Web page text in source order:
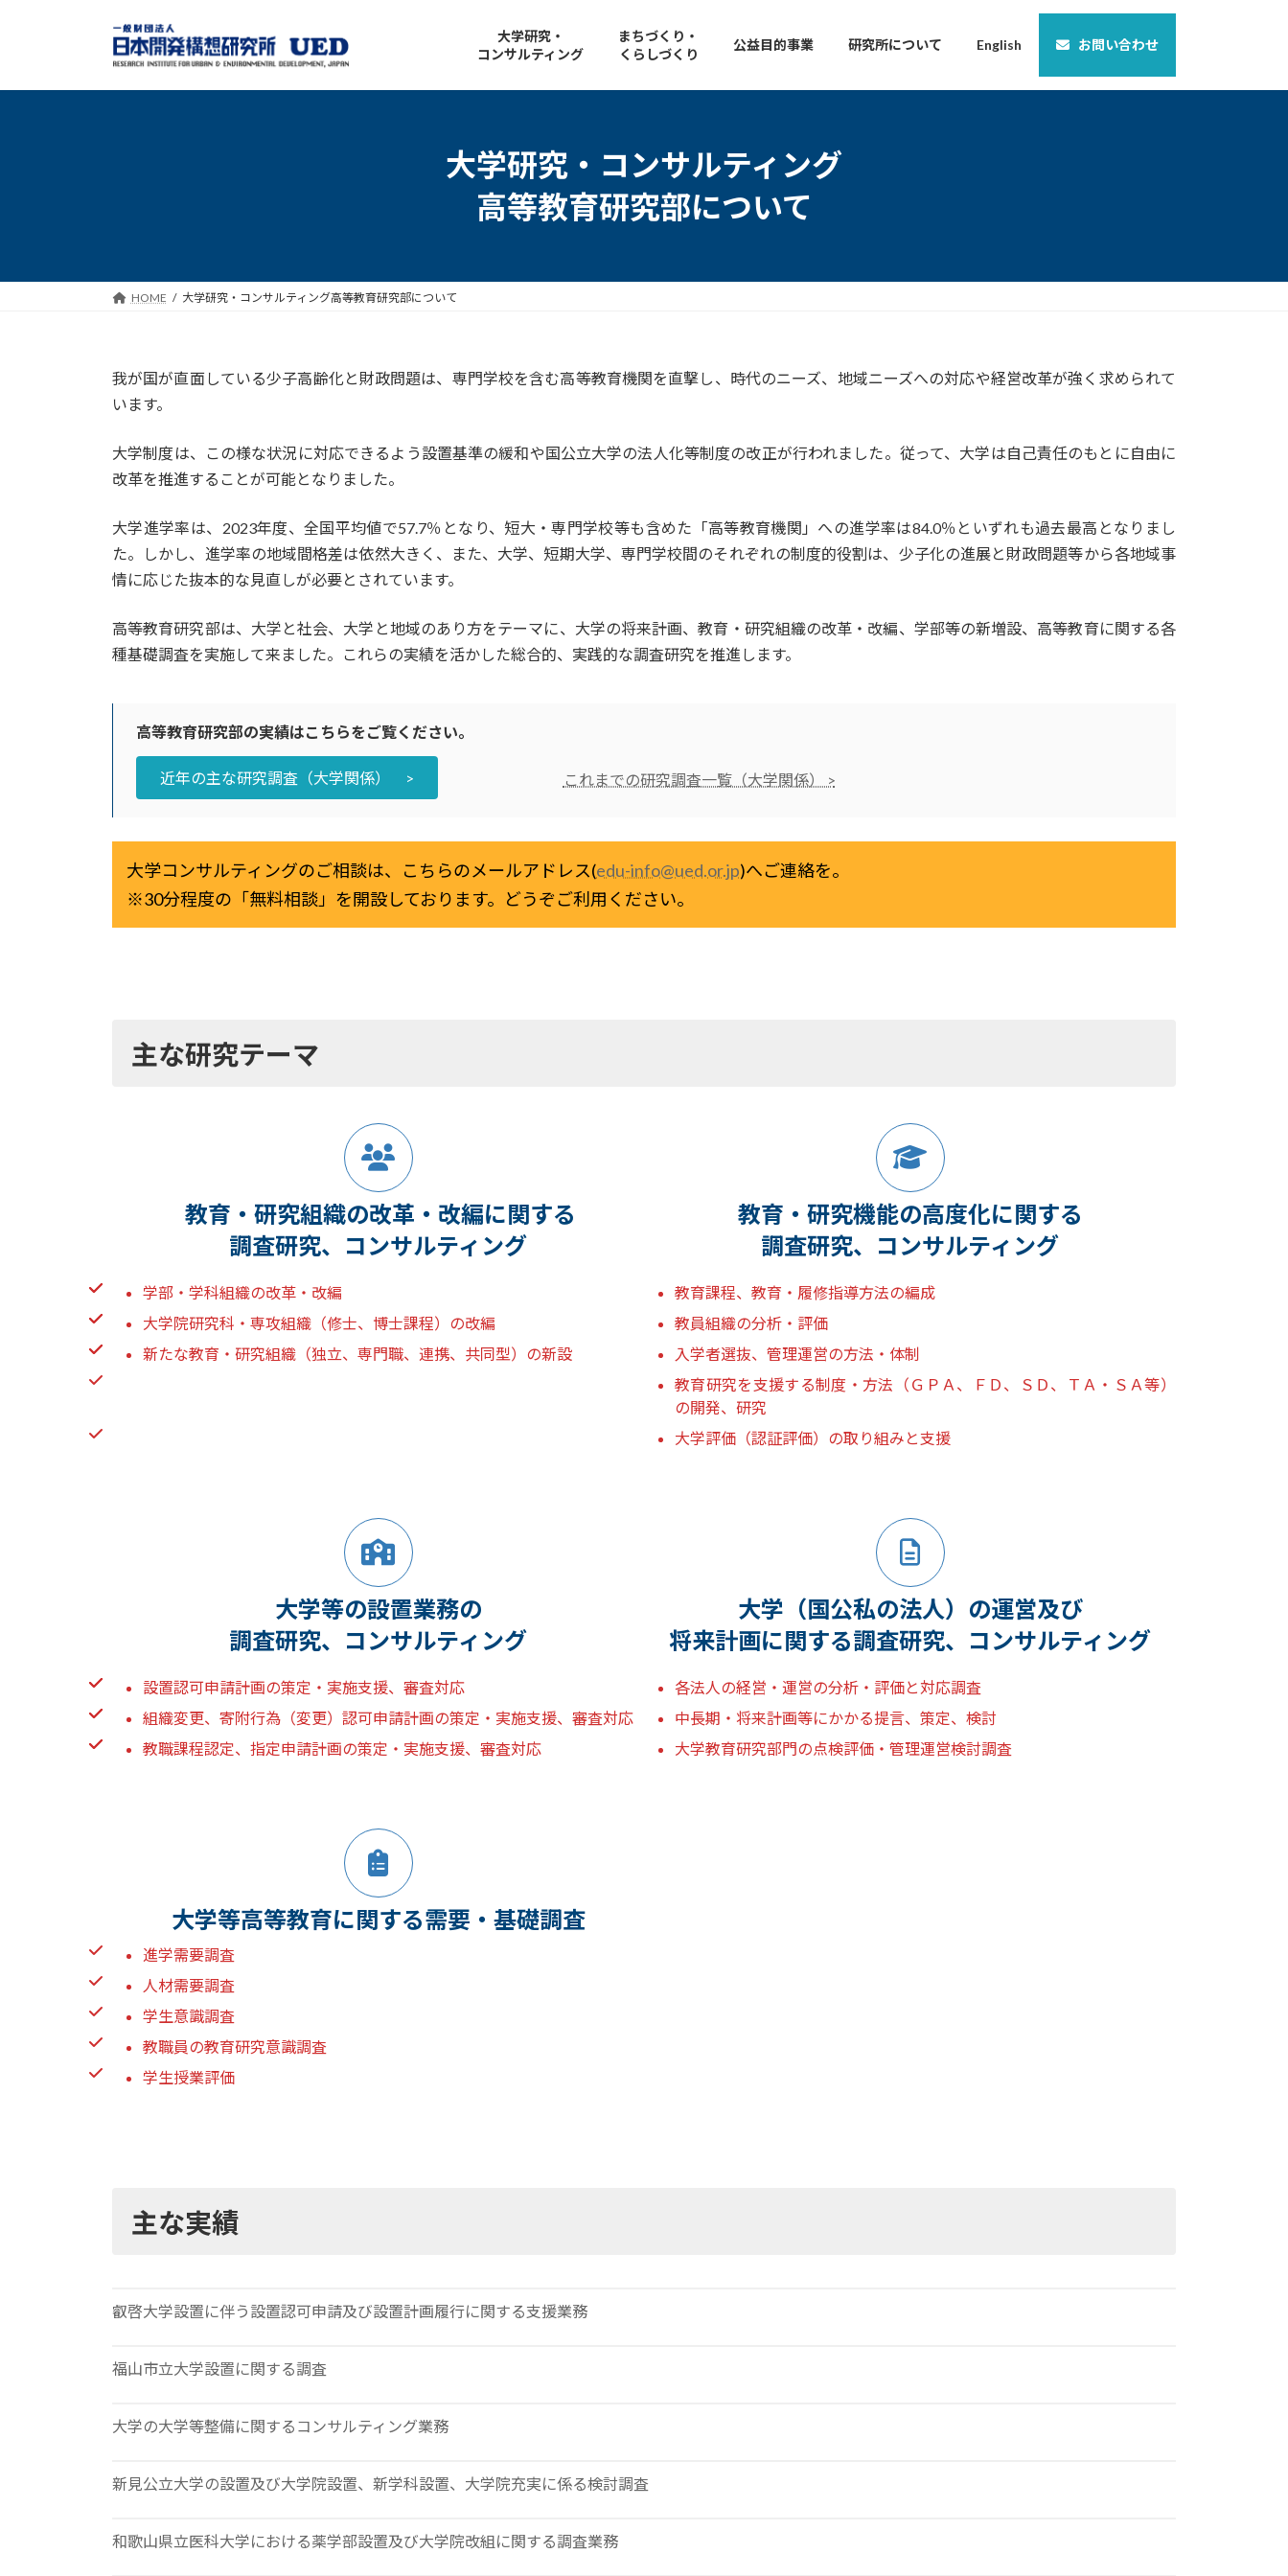
大学研究・
コンサルティング
まちづくり・
くらしづくり
公益目的事業 研究所について English お問い合わせ
大学研究・コンサルティング
高等教育研究部について
HOME 大学研究・コンサルティング高等教育研究部について
我が国が直面している少子高齢化と財政問題は、専門学校を含む高等教育機関を直撃し、時代のニーズ、地域ニーズへの対応や経営改革が強く求められて
います。
大学制度は、この様な状況に対応できるよう設置基準の緩和や国公立大学の法人化等制度の改正が行われました。従って、大学は自己責任のもとに自由に
改革を推進することが可能となりました。
大学進学率は、2023年度、全国平均値で57.7％となり、短大・専門学校等も含めた「高等教育機関」への進学率は84.0％といずれも過去最高となりまし
た。しかし、進学率の地域間格差は依然大きく、また、大学、短期大学、専門学校間のそれぞれの制度的役割は、少子化の進展と財政問題等から各地域事
情に応じた抜本的な見直しが必要とされています。
高等教育研究部は、大学と社会、大学と地域のあり方をテーマに、大学の将来計画、教育・研究組織の改革・改編、学部等の新増設、高等教育に関する各
種基礎調査を実施して来ました。これらの実績を活かした総合的、実践的な調査研究を推進します。
高等教育研究部の実績はこちらをご覧ください。
近年の主な研究調査（大学関係） > これまでの研究調査一覧（大学関係） >
大学コンサルティングのご相談は、こちらのメールアドレス(edu-info@ued.or.jp)へご連絡を。
※30分程度の「無料相談」を開設しております。どうぞご利用ください。
主な研究テーマ
教育・研究組織の改革・改編に関する
調査研究、コンサルティング
学部・学科組織の改革・改編
大学院研究科・専攻組織（修士、博士課程）の改編
新たな教育・研究組織（独立、専門職、連携、共同型）の新設
教育・研究機能の高度化に関する
調査研究、コンサルティング
教育課程、教育・履修指導方法の編成
教員組織の分析・評価
入学者選抜、管理運営の方法・体制
教育研究を支援する制度・方法（ＧＰＡ、ＦＤ、ＳＤ、ＴＡ・ＳＡ等）
の開発、研究
大学評価（認証評価）の取り組みと支援
大学等の設置業務の
調査研究、コンサルティング
設置認可申請計画の策定・実施支援、審査対応
組織変更、寄附行為（変更）認可申請計画の策定・実施支援、審査対応
教職課程認定、指定申請計画の策定・実施支援、審査対応
大学（国公私の法人）の運営及び
将来計画に関する調査研究、コンサルティング
各法人の経営・運営の分析・評価と対応調査
中長期・将来計画等にかかる提言、策定、検討
大学教育研究部門の点検評価・管理運営検討調査
大学等高等教育に関する需要・基礎調査
進学需要調査
人材需要調査
学生意識調査
教職員の教育研究意識調査
学生授業評価
主な実績
叡啓大学設置に伴う設置認可申請及び設置計画履行に関する支援業務
福山市立大学設置に関する調査
大学の大学等整備に関するコンサルティング業務
新見公立大学の設置及び大学院設置、新学科設置、大学院充実に係る検討調査
和歌山県立医科大学における薬学部設置及び大学院改組に関する調査業務